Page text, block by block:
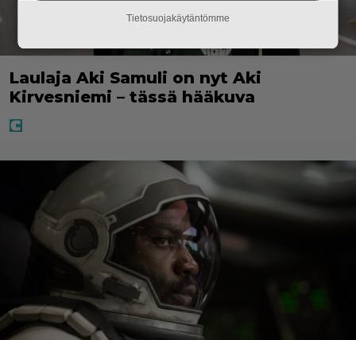
Laulaja Aki Samuli on nyt Aki
Kirvesniemi – tässä hääkuva
Tietosuojakäytäntömme